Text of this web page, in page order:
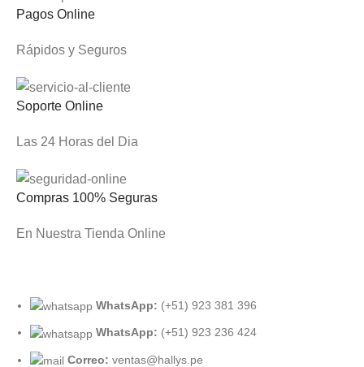
Pagos Online
Rápidos y Seguros
Soporte Online
Las 24 Horas del Dia
Compras 100% Seguras
En Nuestra Tienda Online
WhatsApp: (+51) 923 381 396
WhatsApp: (+51) 923 236 424
Correo: ventas@hallys.pe